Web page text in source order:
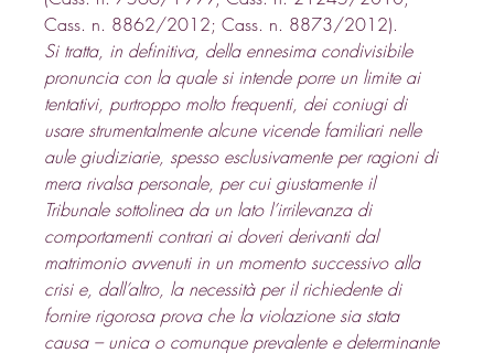
Cass. n. 8862/2012; Cass. n. 8873/2012).
Si tratta, in definitiva, della ennesima condivisibile
pronuncia con la quale si intende porre un limite ai
tentativi, purtroppo molto frequenti, dei coniugi di
usare strumentalmente alcune vicende familiari nelle
aule giudiziarie, spesso esclusivamente per ragioni di
mera rivalsa personale, per cui giustamente il
Tribunale sottolinea da un lato l’irrilevanza di
comportamenti contrari ai doveri derivanti dal
matrimonio avvenuti in un momento successivo alla
crisi e, dall’altro, la necessità per il richiedente di
fornire rigorosa prova che la violazione sia stata
causa – unica o comunque prevalente e determinante